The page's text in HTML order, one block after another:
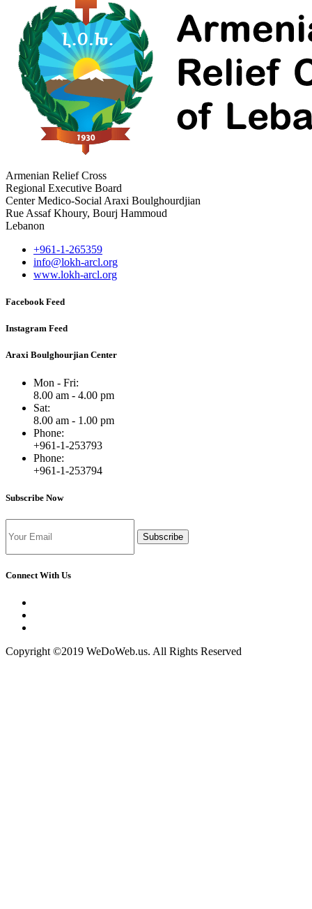
Armenian Relief Cross
Regional Executive Board
Center Medico-Social Araxi Boulghourdjian
Rue Assaf Khoury, Bourj Hammoud
Lebanon
+961-1-265359
info@lokh-arcl.org
www.lokh-arcl.org
Facebook Feed
Instagram Feed
Araxi Boulghourjian Center
Mon - Fri:
8.00 am - 4.00 pm
Sat:
8.00 am - 1.00 pm
Phone:
+961-1-253793
Phone:
+961-1-253794
Subscribe Now
Subscribe
Connect With Us
Copyright ©2019 WeDoWeb.us. All Rights Reserved